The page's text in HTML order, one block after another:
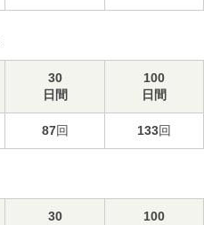
30
日間
100
日間
87回 133回
30
100